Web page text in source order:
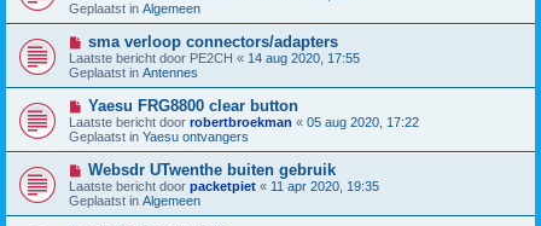
tr
i
c
h
t
e
u
b
e
r
i
c
h
t
Geplaatst in Algemeen
N
i
e
u
w
e
r
i
c
h
t
sma verloop connectors/adapters
Laatste bericht door PE2CH « 14 aug 2020, 17:55
Geplaatst in Antennes
N
i
e
u
w
b
e
r
i
Yaesu FRG8800 clear button
Laatste bericht door robertbroekman « 05 aug 2020, 17:22
Geplaatst in Yaesu ontvangers
N
i
e
u
Websdr UTwenthe buiten gebruik
Laatste bericht door packetpiet « 11 apr 2020, 19:35
Geplaatst in Algemeen